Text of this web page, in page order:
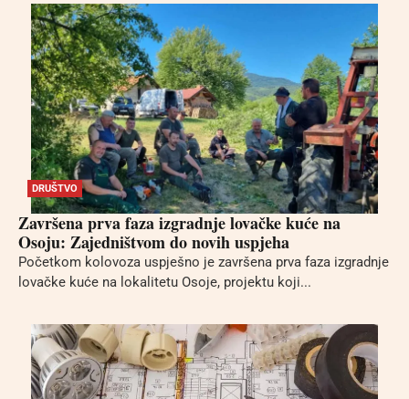
DRUŠTVO
Završena prva faza izgradnje lovačke kuće na
Osoju: Zajedništvom do novih uspjeha
Početkom kolovoza uspješno je završena prva faza izgradnje
lovačke kuće na lokalitetu Osoje, projektu koji...